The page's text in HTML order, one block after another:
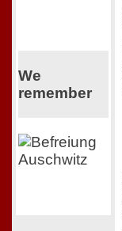
We
remember